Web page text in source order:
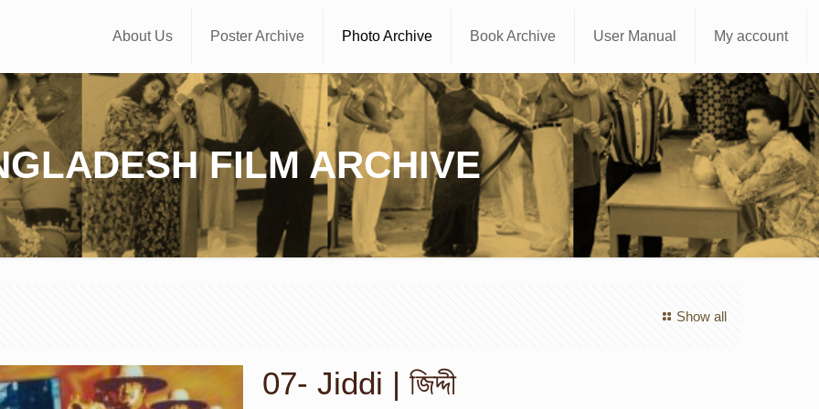
About Us Poster Archive Photo Archive Book Archive User Manual My account
FILM ARCHIVE
Show all
07- Jiddi | জিদ্দী